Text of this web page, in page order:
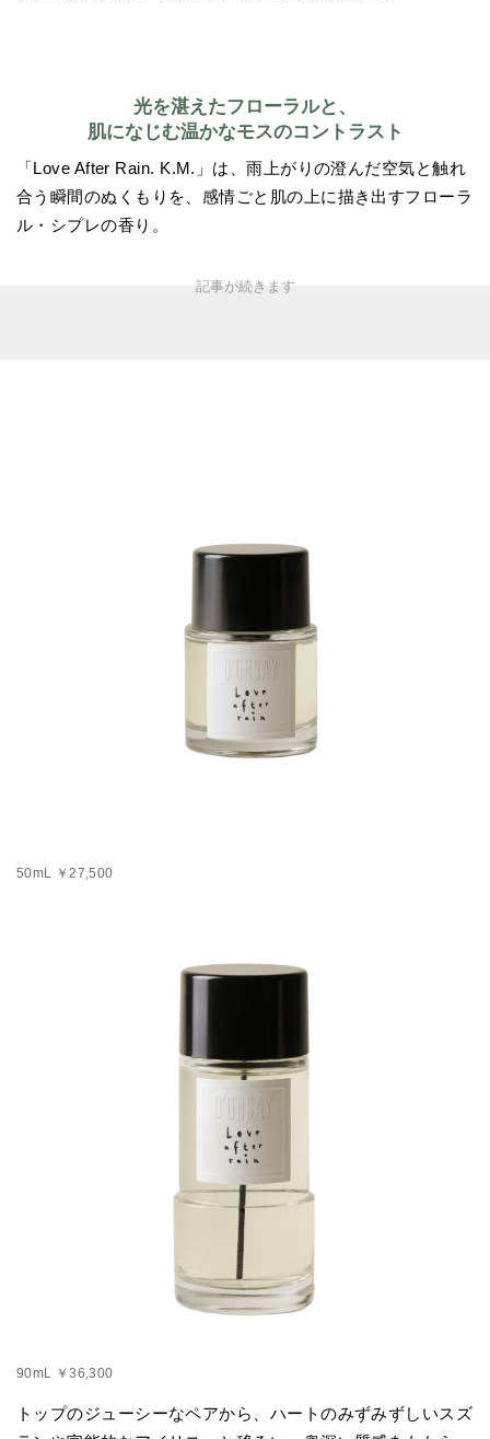
光を湛えたフローラルと、
肌になじむ温かなモスのコントラスト
「Love After Rain. K.M.」は、雨上がりの澄んだ空気と触れ
合う瞬間のぬくもりを、感情ごと肌の上に描き出すフローラ
ル・シプレの香り。
50mL ￥27,500
90mL ￥36,300
トップのジューシーなペアから、ハートのみずみずしいスズ